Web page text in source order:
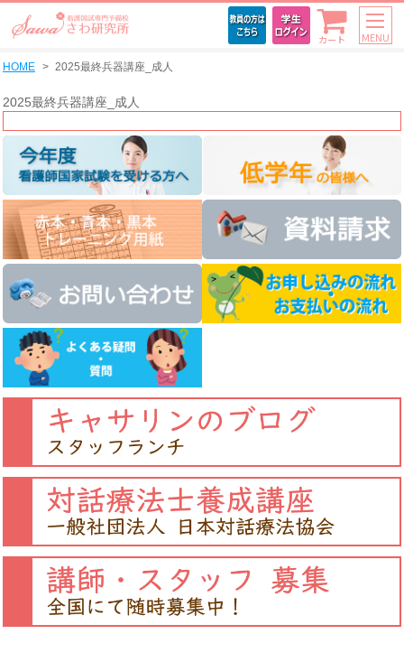
カート MENU
HOME 2025最終兵器講座_成人
2025最終兵器講座_成人